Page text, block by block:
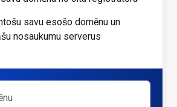
savu esošo domēnu un
nosaukumu serverus